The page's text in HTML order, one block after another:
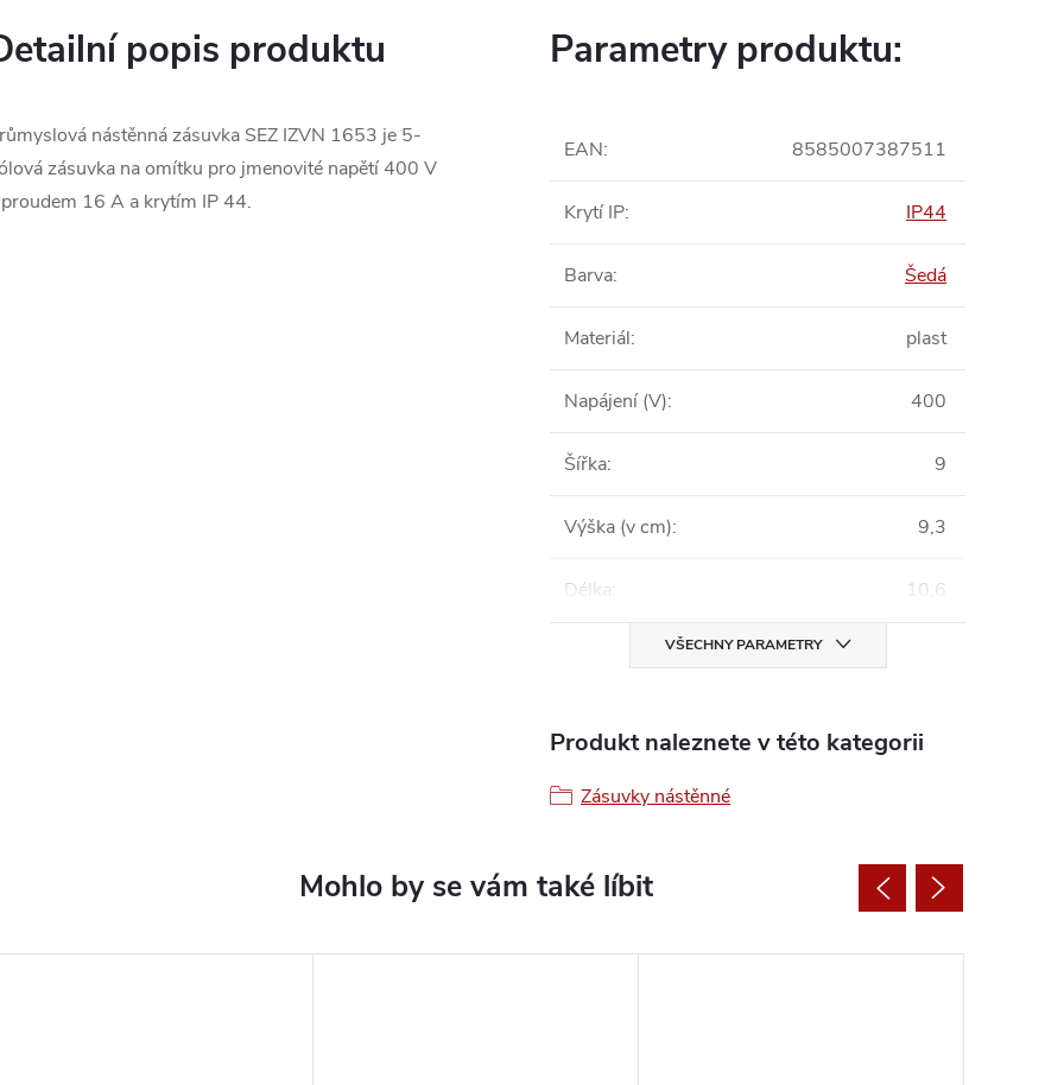
popis produktu
nástěnná zásuvka SEZ IZVN 1653 je 5-
zásuvka na omítku pro jmenovité napětí 400 V
16 A a krytím IP 44.
Parametry produktu:
EAN: 8585007387511
Krytí IP: IP44
Barva: Šedá
Materiál: plast
Napájení (V): 400
Šířka: 9
Výška (v cm): 9,3
Délka: 10,6
VŠECHNY PARAMETRY
Produkt naleznete v této kategorii
Zásuvky nástěnné